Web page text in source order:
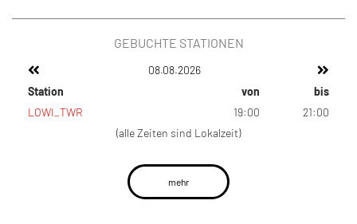
GEBUCHTE STATIONEN
08.08.2026
Station
von
bis
LOWI_TWR
19:00
21:00
(alle Zeiten sind Lokalzeit)
mehr